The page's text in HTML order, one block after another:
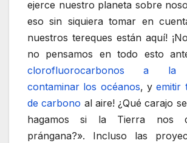
ejerce nuestro planeta sobre
eso sin siquiera tomar en
nuestros tereques están aquí!
no pensamos en todo esto
clorofluorocarbonos a la
contaminar los océanos, yemitir
de carbono al aire! ¿Qué carajo
hagamos si la Tierra nos
prángana?». Incluso las